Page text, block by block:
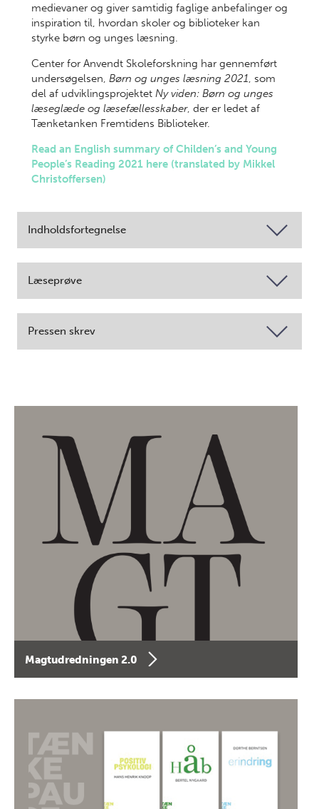
medievaner og giver samtidig faglige anbefalinger og
inspiration til, hvordan skoler og biblioteker kan
styrke børn og unges læsning.
Center for Anvendt Skoleforskning har gennemført
undersøgelsen, Børn og unges læsning 2021, som
del af udviklingsprojektet Ny viden: Børn og unges
læseglæde og læsefællesskaber, der er ledet af
Tænketanken Fremtidens Biblioteker.
Read an English summary of Childen’s and Young
People’s Reading 2021 here (translated by Mikkel
Christoffersen)
Indholdsfortegnelse
Læseprøve
Pressen skrev
Magtudredningen 2.0